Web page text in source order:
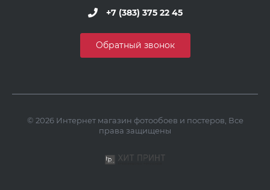
+7 (383) 375 22 45
Обратный звонок
© 2026 Интернет магазин фотообоев и постеров, Все
права защищены